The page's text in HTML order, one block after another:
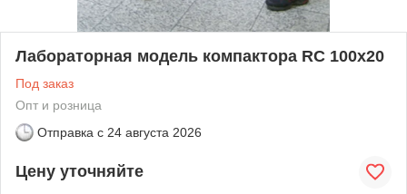
Лабораторная модель компактора RC 100x20
Под заказ
Опт и розница
Отправка с 24 августа 2026
Цену уточняйте